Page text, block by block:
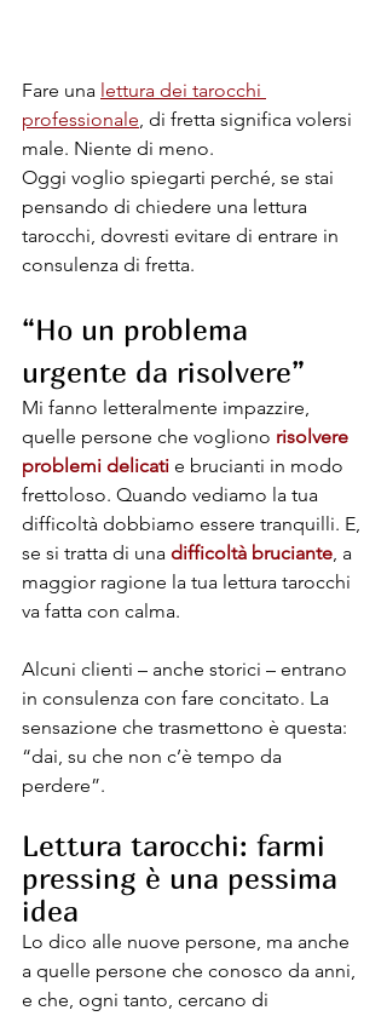
Fare una lettura dei tarocchi
professionale, di fretta significa volersi
male. Niente di meno.
Oggi voglio spiegarti perché, se stai
pensando di chiedere una lettura
tarocchi, dovresti evitare di entrare in
consulenza di fretta.
“Ho un problema
urgente da risolvere”
Mi fanno letteralmente impazzire,
quelle persone che vogliono risolvere
problemi delicati e brucianti in modo
frettoloso. Quando vediamo la tua
difficoltà dobbiamo essere tranquilli. E,
se si tratta di una difficoltà bruciante, a
maggior ragione la tua lettura tarocchi
va fatta con calma.
Alcuni clienti – anche storici – entrano
in consulenza con fare concitato. La
sensazione che trasmettono è questa:
“dai, su che non c’è tempo da
perdere”.
Lettura tarocchi: farmi
pressing è una pessima
idea
Lo dico alle nuove persone, ma anche
a quelle persone che conosco da anni,
e che, ogni tanto, cercano di